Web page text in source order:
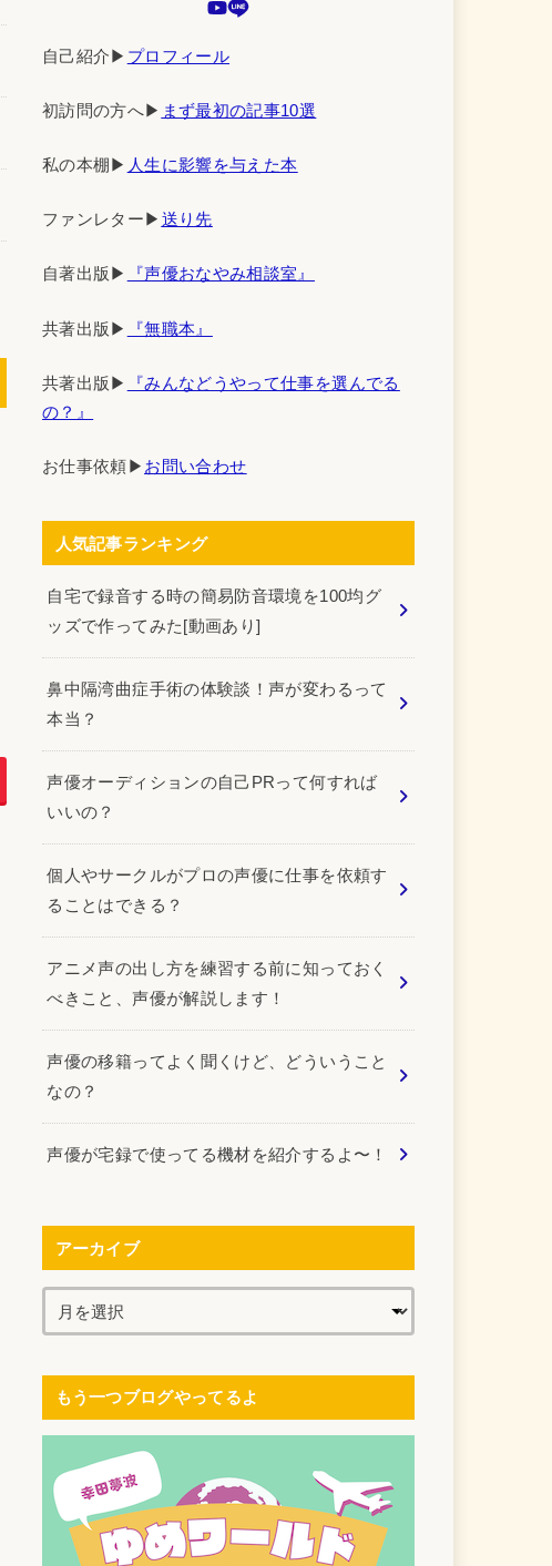
自己紹介▶︎ プロフィール
初訪問の方へ▶︎ まず最初の記事10選
私の本棚▶︎ 人生に影響を与えた本
ファンレター▶︎ 送り先
自著出版▶︎ 『声優おなやみ相談室』
共著出版▶︎ 『無職本』
共著出版▶︎
『みんなどうやって仕事を選んでる
の？』
お仕事依頼▶︎ お問い合わせ
人気記事ランキング
自宅で録音する時の簡易防音環境を100均グ
ッズで作ってみた[動画あり]
鼻中隔湾曲症手術の体験談！声が変わるって
本当？
声優オーディションの自己PRって何すれば
いいの？
個人やサークルがプロの声優に仕事を依頼す
ることはできる？
アニメ声の出し方を練習する前に知っておく
べきこと、声優が解説します！
声優の移籍ってよく聞くけど、どういうこと
なの？
声優が宅録で使ってる機材を紹介するよ〜！
アーカイブ
もう一つブログやってるよ